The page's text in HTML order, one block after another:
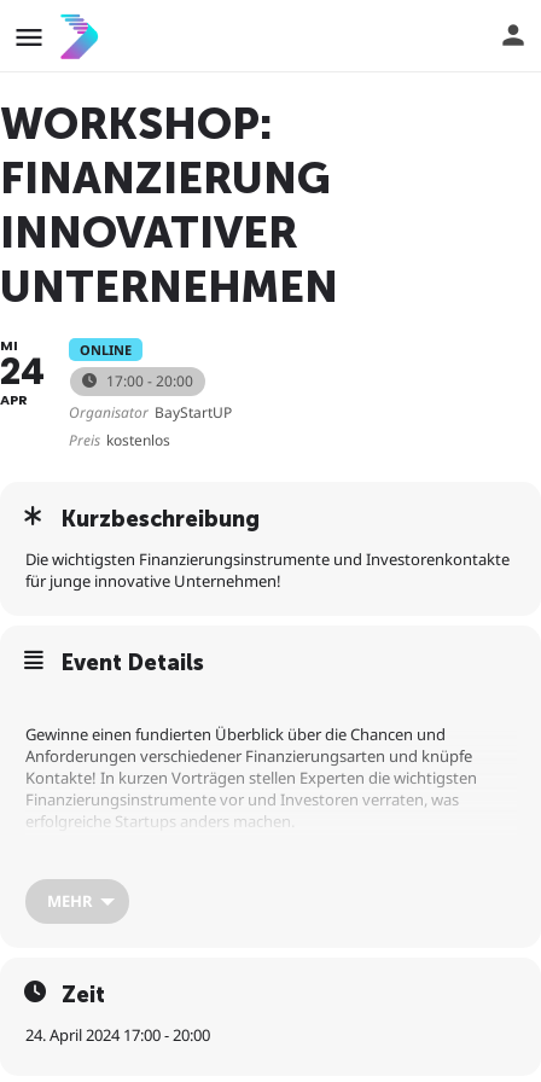
WORKSHOP:
FINANZIERUNG
INNOVATIVER
UNTERNEHMEN
MI
24
APR
ONLINE
17:00 - 20:00
Organisator BayStartUP
Preis kostenlos
Kurzbeschreibung
Die wichtigsten Finanzierungsinstrumente und Investorenkontakte
für junge innovative Unternehmen!
Event Details
Gewinne einen fundierten Überblick über die Chancen und
Anforderungen verschiedener Finanzierungsarten und knüpfe
Kontakte! In kurzen Vorträgen stellen Experten die wichtigsten
Finanzierungsinstrumente vor und Investoren verraten, was
erfolgreiche Startups anders machen.
Agenda:
Was macht einen Unternehmer Venture Capital oder Business
MEHR
Zeit
24. April 2024 17:00 - 20:00